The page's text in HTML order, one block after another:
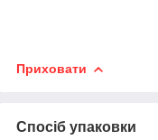
Приховати
Спосіб упаковки